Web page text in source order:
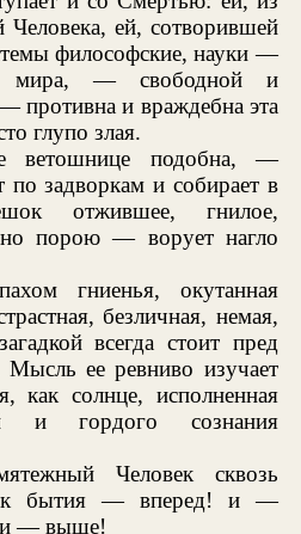
Человека, ей, сотворившей
философские, науки —
мира, — свободной и
противна и враждебна эта
глупо злая.
ветошнице подобна, —
по задворкам и собирает в
отжившее, гнилое,
порою — ворует нагло
гниенья, окутанная
безличная, немая,
всегда стоит пред
ее ревниво изучает
солнце, исполненная
и гордого сознания
Человек сквозь
бытия — вперед! и —
и — выше!